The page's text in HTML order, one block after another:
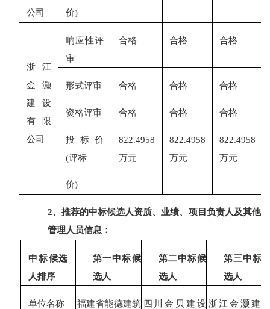
公司
价)
浙江
金灏
建设
有限
公司
响应性评
审
合格 合格 合格
形式评审 合格 合格 合格
资格评审 合格 合格 合格
投标价
(评标
价)
822.4958
万元
822.4958
万元
822.4958
万元
2、推荐的中标候选人资质、业绩、项目负责人及其他
管理人员信息：
中标候选
人排序
第一中标候
选人
第二中标候
选人
第三中标
选人
单位名称
福建省能德建筑 四川金贝建设 浙江金灏建